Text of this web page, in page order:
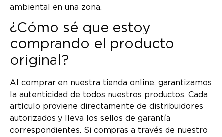
ambiental en una zona.
¿Cómo sé que estoy
comprando el producto
original?
Al comprar en nuestra tienda online, garantizamos
la autenticidad de todos nuestros productos. Cada
artículo proviene directamente de distribuidores
autorizados y lleva los sellos de garantía
correspondientes. Si compras a través de nuestro